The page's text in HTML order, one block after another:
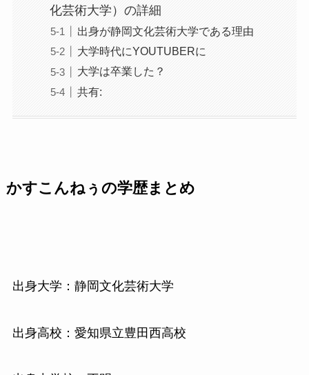
化芸術大学）の詳細
出身が静岡文化芸術大学である理由
大学時代にYOUTUBERに
大学は卒業した？
共有:
かすこんねぅの学歴まとめ
出身大学：静岡文化芸術大学
出身高校：愛知県立豊田西高校